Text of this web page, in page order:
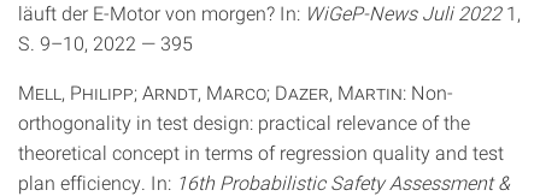
läuft der E-Motor von morgen? In: WiGeP-News Juli 20221,
S. 9–10, 2022 — 395
Mell, Philipp; Arndt, Marco; Dazer, Martin: Non-
orthogonality in test design: practical relevance of the
theoretical concept in terms of regression quality and test
plan efficiency. In: 16th Probabilistic Safety Assessment &